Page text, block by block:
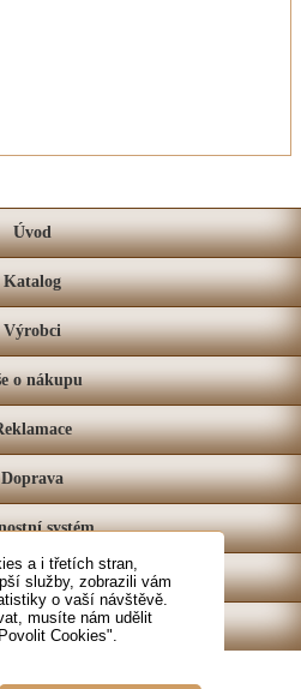
a i třetích stran,
služby, zobrazili vám
o vaší návštěvě.
musíte nám udělit
Cookies".
Úvod
Katalog
Výrobci
o nákupu
Doprava
systém
Prodejna
Kontakt